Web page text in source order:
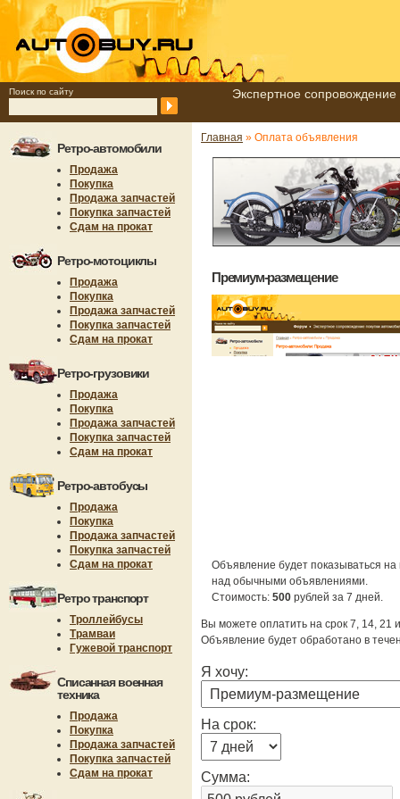
Поиск по сайту Экспертное
Ретро-автомобили
Продажа
Покупка
Продажа запчастей
Покупка запчастей
Сдам на прокат
Ретро-мотоциклы
Продажа
Покупка
Продажа запчастей
Покупка запчастей
Сдам на прокат
Ретро-грузовики
Продажа
Покупка
Продажа запчастей
Покупка запчастей
Сдам на прокат
Ретро-автобусы
Продажа
Покупка
Продажа запчастей
Покупка запчастей
Сдам на прокат
Ретро транспорт
Троллейбусы
Трамваи
Гужевой транспорт
Списанная военная
техника
Продажа
Покупка
Продажа запчастей
Покупка запчастей
Сдам на прокат
Главная » Оплата объявления
Премиум-размещение
Объявление будет показываться
над обычными объявлениями.
Стоимость: 500 рублей за 7 дней.
Вы можете оплатить на срок 7, 14, 21
Объявление будет обработано в
Я хочу:
На срок:
Сумма: